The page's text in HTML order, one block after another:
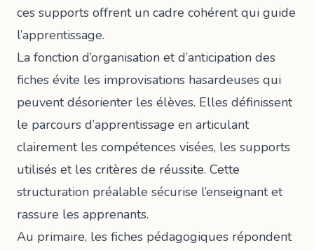
ces supports offrent un cadre cohérent qui guide
l’apprentissage.
La fonction d’organisation et d’anticipation des
fiches évite les improvisations hasardeuses qui
peuvent désorienter les élèves. Elles définissent
le parcours d’apprentissage en articulant
clairement les compétences visées, les supports
utilisés et les critères de réussite. Cette
structuration préalable sécurise l’enseignant et
rassure les apprenants.
Au primaire, les fiches pédagogiques répondent